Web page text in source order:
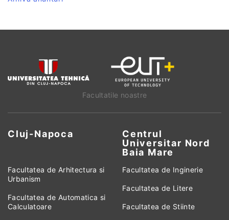
Facultatile noastre
Cluj-Napoca
Centrul
Universitar Nord
Baia Mare
Facultatea de Arhitectura si
Urbanism
Facultatea de Automatica si
Calculatoare
Facultatea de Inginerie
Facultatea de Litere
Facultatea de Stiinte